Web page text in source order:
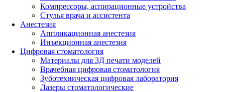
Компрессоры, аспирационные устройства
Стулья врача и ассистента
Анестезия
Аппликационная анестезия
Инъекционная анестезия
Цифровая стоматология
Материалы для 3Д печати моделей
Врачебная цифровая стоматология
Зуботехническая цифровая лаборатория
Лазеры стоматологические